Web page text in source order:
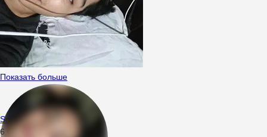
Показать больше
Snacc
6.01.2026